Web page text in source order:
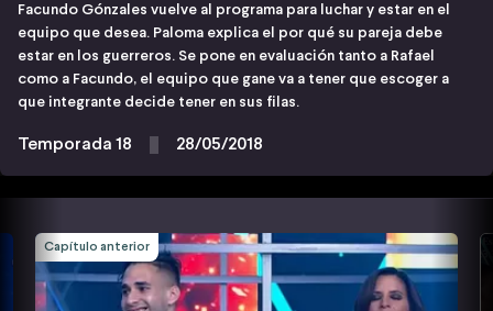
Facundo Gónzales vuelve al programa para luchar y estar en el
equipo que desea. Paloma explica el por qué su pareja debe
estar en los guerreros. Se pone en evaluación tanto a Rafael
como a Facundo, el equipo que gane va a tener que escoger a
que integrante decide tener en sus filas.
Temporada 18 28/05/2018
Capítulo anterior